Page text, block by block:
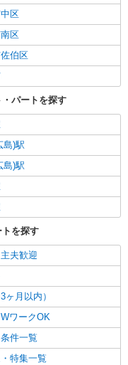
区
区
伯区
パートを探す
島)駅
島)駅
を探す
夫歓迎
ヶ月以内）
ワークOK
件一覧
特集一覧